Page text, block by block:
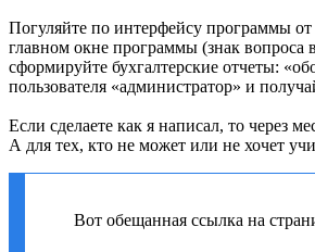
Погуляйте по интерфейсу программы
главном окне программы (знак вопроса
сформируйте бухгалтерские отчеты:
пользователя «администратор» и
Если сделаете как я написал, то через
А для тех, кто не может или не хочет
Вот обещанная ссылка на